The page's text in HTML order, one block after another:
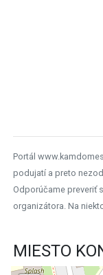
Portál
podujatí a preto
Odporúčame preveriť
organizátora. Na
MIESTO